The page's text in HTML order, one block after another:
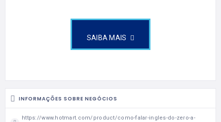
SAIBA MAIS
INFORMAÇÕES SOBRE NEGÓCIOS
https://www.hotmart.com/product/como-falar-ingles-do-zero-a-